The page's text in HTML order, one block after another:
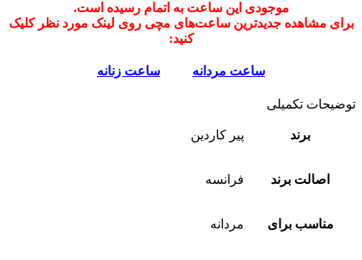
موجودی این ساعت به اتمام رسیده است.
برای مشاهده جدیدترین ساعت‌های مچی روی لینک مورد نظر کلیک
کنید:
ساعت‌ مردانه ساعت‌ زنانه
توضیحات تکمیلی
برند پیر کاردین
اصالت برند فرانسه
مناسب برای مردانه